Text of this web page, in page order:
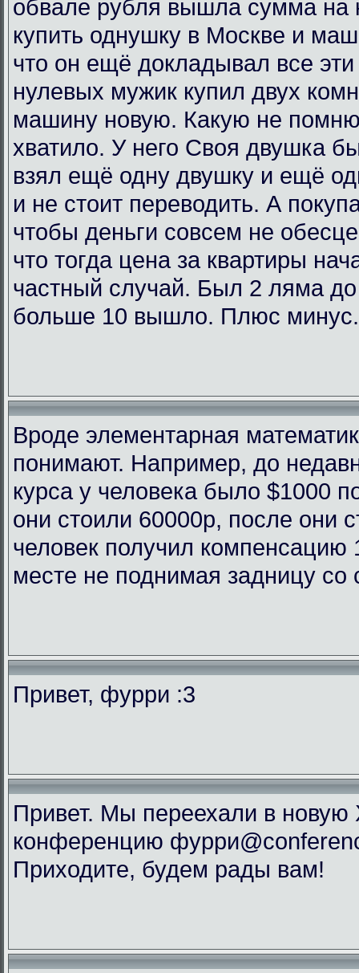
обвале рубля вышла сумма на
купить однушку в Москве и
что он ещё докладывал все
нулевых мужик купил двух
машину новую. Какую не
хватило. У него Своя двушка
взял ещё одну двушку и ещё
и не стоит переводить. А
чтобы деньги совсем не
что тогда цена за квартиры
частный случай. Был 2 ляма
больше 10 вышло. Плюс минус.
Вроде элементарная
понимают. Например, до
курса у человека было $1000
они стоили 60000р, после они
человек получил компенсацию
месте не поднимая задницу со
Привет, фурри :3
Привет. Мы переехали в новую
конференцию
Приходите, будем рады вам!